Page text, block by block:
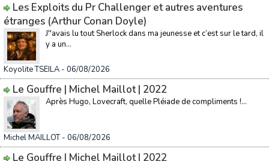
Les Exploits du Pr Challenger et autres aventures
étranges (Arthur Conan Doyle)
J''avais lu tout Sherlock dans ma jeunesse et c’est sur le tard, il
y a un...
Koyolite TSEILA - 06/08/2026
Le Gouffre | Michel Maillot | 2022
Après Hugo, Lovecraft, quelle Pléiade de compliments !...
Michel MAILLOT- 06/08/2026
Le Gouffre | Michel Maillot | 2022